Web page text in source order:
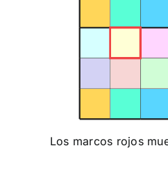
Los marcos rojos